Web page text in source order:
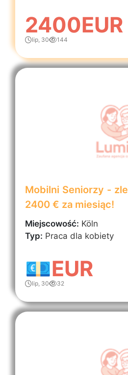
2400EUR
lip, 30 144
Mobilni Seniorzy -
2400 € za miesiąc!
Miejscowość: Köln
Typ: Praca dla kobiety
💶EUR
lip, 30 32